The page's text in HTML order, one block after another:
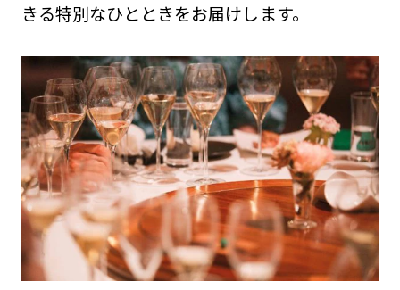
きる特別なひとときをお届けします。